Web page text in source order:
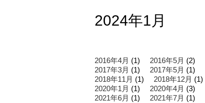
2024年1月
2016年4月 (1) 2016年5月 (2)
2017年3月 (1) 2017年5月 (1)
2018年11月 (1) 2018年12月 (1)
2020年1月 (1) 2020年4月 (3)
2021年6月 (1) 2021年7月 (1)